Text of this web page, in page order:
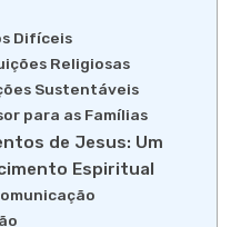
Difíceis
Religiosas
Sustentáveis
para as Famílias
de Jesus: Um
Espiritual